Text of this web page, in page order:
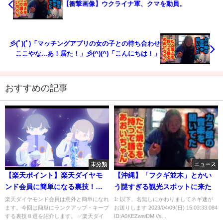
【衝撃画像】ウクライナ軍、クマを動員。
彡(ﾟ)(ﾟ)「マッチングアプリの女の子との待ち合わせ
ここやな...あ！居た！」彡(^)(^)「こんにちは！」
おすすめの記事
未分類
【楽天ポイント】楽天ダイヤモ
ンド会員に簡単になる裏技！ラ
ンクアップ・キープのコツを分
かりやすく解説
楽天ダイヤモンド会員は意外と簡単になれ
ます。今回は簡単にランクアップ・キープ
する裏技８選を紹介します。 ✅楽天ダイ
ニュース
【沖縄】「フクギ並木」とかい
う謎すぎる観光スポットに来た
1: 以下、名無しにかわりましてネギ速が
お送りします 2023/04/09(日) 15:03:33.084
ID:A0KEZwwDM //s...